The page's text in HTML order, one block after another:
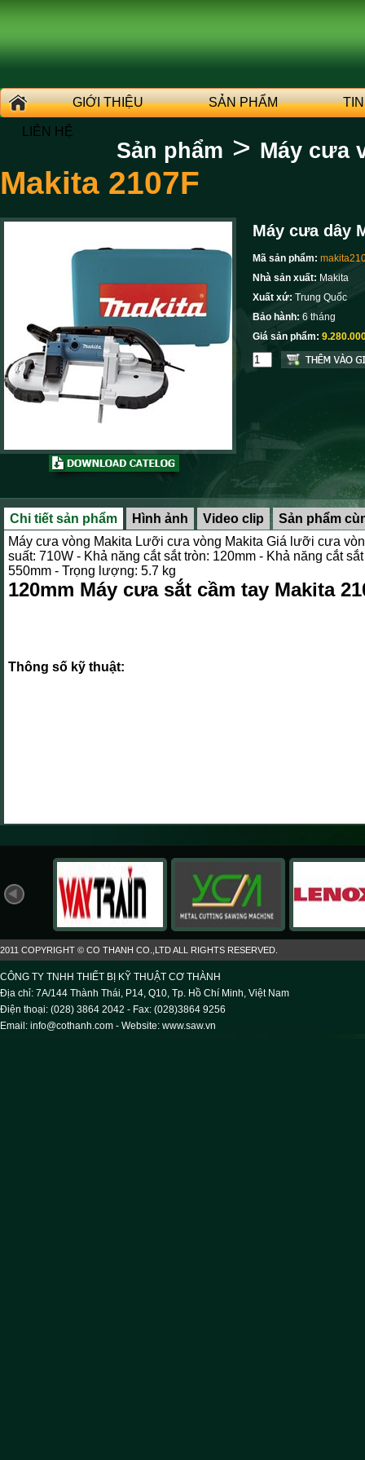
GIỚI THIỆU SẢN PHẨM
LIÊN HỆ
Sản phẩm > Máy cưa
Makita 2107F
Máy cưa dây
Mã sản phẩm:
Nhà sản xuất: Makita
Xuất xứ: Trung Quốc
Bảo hành: 6 tháng
Giá sản phẩm:
Chi tiết sản phẩm Hình ảnh Video clip
Sản phẩm
Máy cưa vòng Makita Lưỡi cưa vòng Makita Giá lưỡi cưa
suất: 710W - Khả năng cắt sắt tròn: 120mm - Khả năng cắt
550mm - Trọng lượng: 5.7 kg
120mm Máy cưa sắt cầm tay Makita
Thông số kỹ thuật:
2011 COPYRIGHT © CO THANH CO.,LTD ALL RIGHTS RESERVED.
CÔNG TY TNHH THIẾT BỊ KỸ THUẬT CƠ THÀNH
Địa chỉ: 7A/144 Thành Thái, P14, Q10, Tp. Hồ Chí Minh, Việt Nam
Điện thoại: (028) 3864 2042 - Fax: (028)3864 9256
Email: info@cothanh.com - Website: www.saw.vn